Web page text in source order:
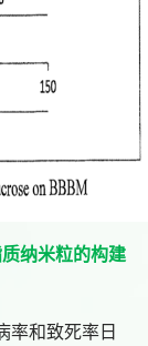
纳米粒的构建
率和致死率日